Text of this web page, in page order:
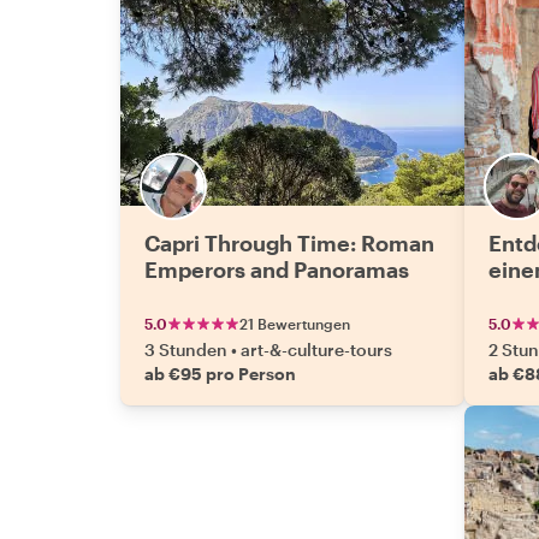
Capri Through Time: Roman
Emperors and Panoramas
5.0 21 Bewertungen
3 Stunden •art-&-culture-tours
ab €95 pro Person
5.0
2
ab